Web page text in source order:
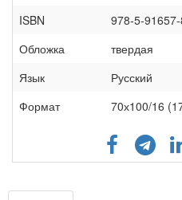
ISBN
978-5-
Обложка
твердая
Язык
Русский
Формат
70х100/16